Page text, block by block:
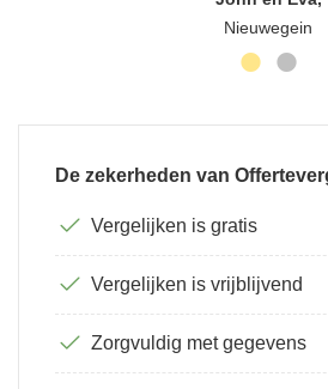
Nieuwegein
De zekerheden van
Vergelijken is gratis
Vergelijken is vrijblijvend
Zorgvuldig met gegevens